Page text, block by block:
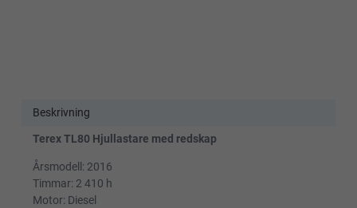
Beskrivning
Terex TL80 Hjullastare med redskap
Årsmodell: 2016
Timmar: 2 410 h
Motor: Diesel